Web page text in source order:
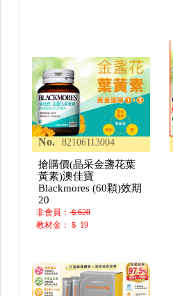
No. 82106113004
搶購價(晶采金盞花葉
黃素)澳佳寶
Blackmores (60顆)效期
20
非會員：＄620
教材金：＄ 19